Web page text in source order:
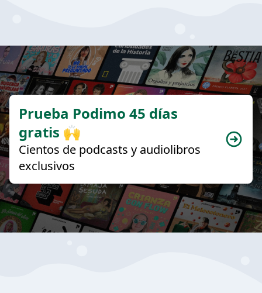
Prueba Podimo 45 días
gratis 🙌
Cientos de podcasts y audiolibros
exclusivos